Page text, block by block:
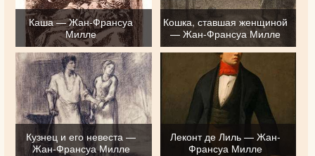
Каша — Жан-Франсуа
Милле
Кошка, ставшая женщиной
— Жан-Франсуа Милле
Кузнец и его невеста —
Жан-Франсуа Милле
Леконт де Лиль — Жан-
Франсуа Милле